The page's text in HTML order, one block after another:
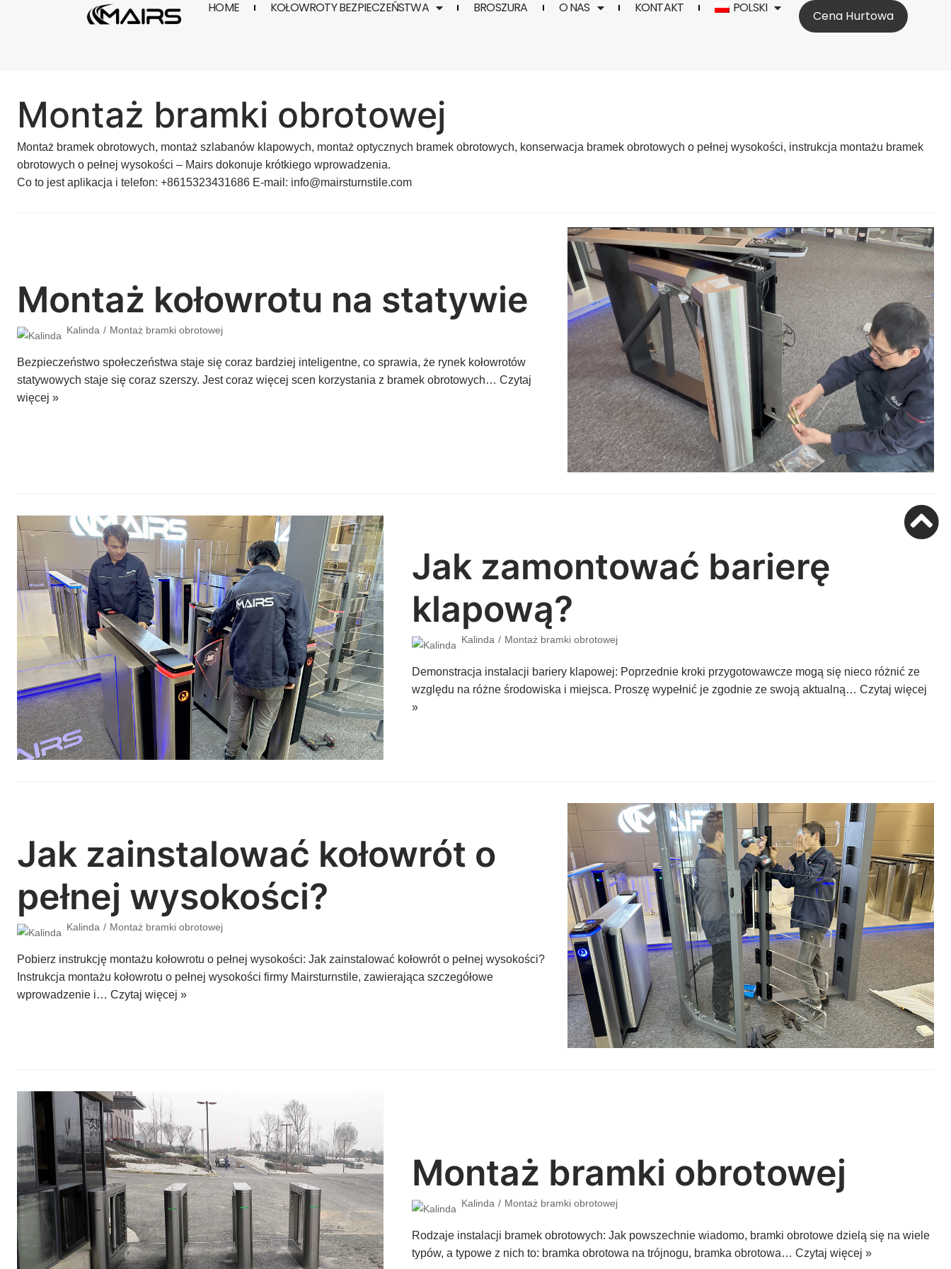
HOME KOŁOWROTY BEZPIECZEŃSTWA BROSZURA O NAS KONTAKT POLSKI
Cena Hurtowa
Montaż bramki obrotowej
Montaż bramek obrotowych, montaż szlabanów klapowych, montaż optycznych bramek obrotowych, konserwacja bramek obrotowych o pełnej wysokości, instrukcja montażu bramek
obrotowych o pełnej wysokości – Mairs dokonuje krótkiego wprowadzenia.
Co to jest aplikacja i telefon: +8615323431686 E-mail: info@mairsturnstile.com
Montaż kołowrotu na statywie
Kalinda Montaż bramki obrotowej
Bezpieczeństwo społeczeństwa staje się coraz bardziej inteligentne, co sprawia, że rynek kołowrotów
statywowych staje się coraz szerszy. Jest coraz więcej scen korzystania z bramek obrotowych… Czytaj
więcej »
Jak zamontować barierę
klapową?
Kalinda Montaż bramki obrotowej
Demonstracja instalacji bariery klapowej: Poprzednie kroki przygotowawcze mogą się nieco różnić ze
względu na różne środowiska i miejsca. Proszę wypełnić je zgodnie ze swoją aktualną…Czytaj więcej
»
Jak zainstalować kołowrót o
pełnej wysokości?
Kalinda Montaż bramki obrotowej
Pobierz instrukcję montażu kołowrotu o pełnej wysokości: Jak zainstalować kołowrót o pełnej wysokości?
Instrukcja montażu kołowrotu o pełnej wysokości firmy Mairsturnstile, zawierająca szczegółowe
wprowadzenie i… Czytaj więcej »
Montaż bramki obrotowej
Kalinda Montaż bramki obrotowej
Rodzaje instalacji bramek obrotowych: Jak powszechnie wiadomo, bramki obrotowe dzielą się na wiele
typów, a typowe z nich to: bramka obrotowa na trójnogu, bramka obrotowa…Czytaj więcej »